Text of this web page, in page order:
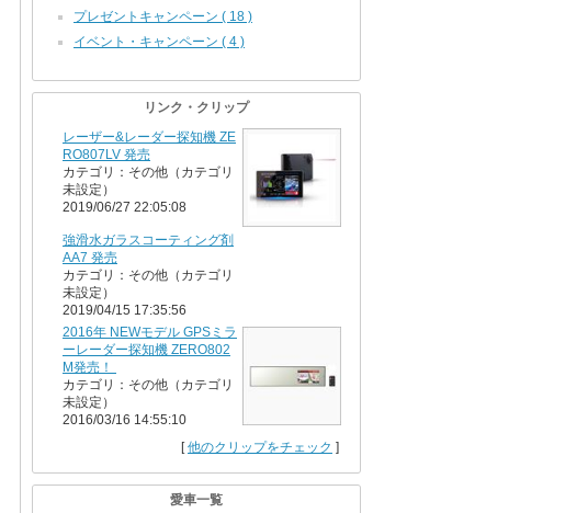
プレゼントキャンペーン ( 18 )
イベント・キャンペーン ( 4 )
リンク・クリップ
レーザー&レーダー探知機 ZE
RO807LV 発売
カテゴリ：その他（カテゴリ
未設定）
2019/06/27 22:05:08
強滑水ガラスコーティング剤
AA7 発売
カテゴリ：その他（カテゴリ
未設定）
2019/04/15 17:35:56
2016年 NEWモデル GPSミラ
ーレーダー探知機 ZERO802
M発売！
カテゴリ：その他（カテゴリ
未設定）
2016/03/16 14:55:10
[他のクリップをチェック ]
愛車一覧